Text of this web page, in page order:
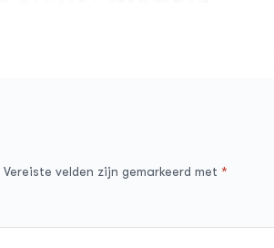
Vereiste velden zijn gemarkeerd met *